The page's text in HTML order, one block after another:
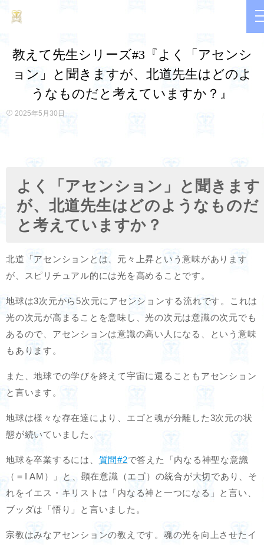
教えて先生シリーズ#3『よく「アセンシ
ョン」と聞きますが、北道先生はどのよ
うなものだと考えていますか？』
2025年5月30日
よく「アセンション」と聞きます
が、北道先生はどのようなものだ
と考えていますか？
北道「アセンションとは、元々上昇という意味があります
が、スピリチュアル的には光を高めることです。
地球は3次元から5次元にアセンションする流れです。これは
光の次元が高まることを意味し、光の次元は意識の次元でも
あるので、アセンションは意識の高い人になる、という意味
もあります。
また、地球での学びを終えて宇宙に還ることもアセンション
と言います。
地球は様々な存在達により、エゴと魂が分離した3次元の状
態が続いていました。
地球を卒業するには、 質問#2で答えた「内なる神聖な意識
（＝I AM）」と、顕在意識（エゴ）の統合が大切であり、そ
れをイエス・キリストは「内なる神と一つになる」と言い、
ブッダは「悟り」と言いました。
宗教はみなアセンションの教えです。魂の光を向上させたイ